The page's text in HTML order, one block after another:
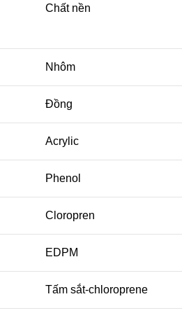
Chất nền
Nhôm
Đồng
Acrylic
Phenol
Cloropren
EDPM
Tấm sắt-chloroprene